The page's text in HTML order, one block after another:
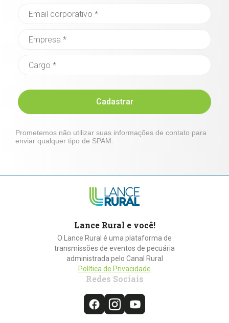
Cadastrar
Prometemos não utilizar suas informações de contato para
enviar qualquer tipo de SPAM.
Lance Rural e você!
O Lance Rural é uma plataforma de
transmissões de eventos de pecuária
administrada pelo Canal Rural
Política de Privacidade
Redes Sociais